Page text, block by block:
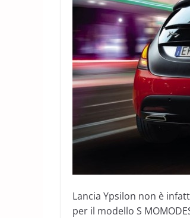
Lancia Ypsilon non è
per il modello S